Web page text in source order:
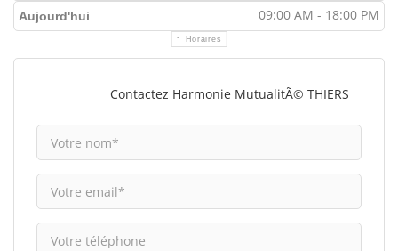
Aujourd'hui 09:00 AM - 18:00 PM
Horaires
Contactez Harmonie MutualitÃ© THIERS